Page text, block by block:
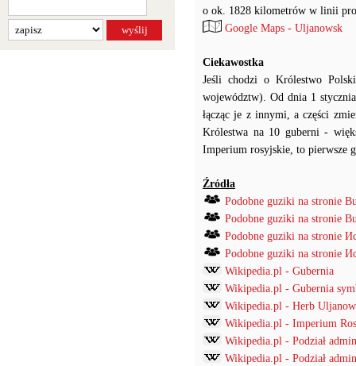
o ok. 1828 kilometrów w linii
Google Maps - Uljanowsk
Ciekawostka
Jeśli chodzi o Królestwo
województw). Od dnia 1
łącząc je z innymi, a części
Królestwa na 10 guberni -
Imperium rosyjskie, to pierwsze
Źródła
Podobne guziki na stronie
Podobne guziki na stronie
Podobne guziki na stronie
Podobne guziki na stronie
Wikipedia.pl - Gubernia
Wikipedia.pl - Gubernia
Wikipedia.pl - Herb
Wikipedia.pl - Imperium
Wikipedia.pl - Podział
Wikipedia.pl - Podział